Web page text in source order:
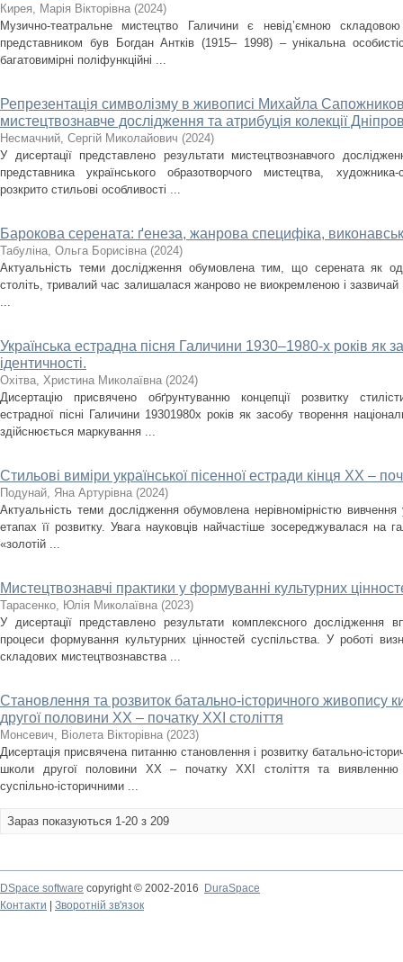
Кирея, Марія Вікторівна (2024)
Музично-театральне мистецтво Галичини є невід’ємною
представником був Богдан Антків (1915– 1998) – унікальна
багатовимірні поліфункційні ...
Репрезентація символізму в живописі Михайла
мистецтвознавче дослідження та атрибуція колекції
Несмачний, Сергій Миколайович (2024)
У дисертації представлено результати мистецтвознавчого
представника українського образотворчого мистецтва,
розкрито стильові особливості ...
Барокова серената: ґенеза, жанрова специфіка,
Табуліна, Ольга Борисівна (2024)
Актуальність теми дослідження обумовлена тим, що серената як
століть, тривалий час залишалася жанрово не виокремленою і зазвичай
...
Українська естрадна пісня Галичини 1930–1980-­х років як
ідентичності.
Охітва, Христина Миколаївна (2024)
Дисертацію присвячено обґрунтуванню концепції розвитку
естрадної пісні Галичини 1930­1980­х років як засобу творення
здійснюється маркування ...
Стильові виміри української пісенної естради кінця ХХ –
Подунай, Яна Артурівна (2024)
Актуальність теми дослідження обумовлена нерівномірністю вивчення
етапах її розвитку. Увага науковців найчастіше зосереджувалася на
«золотій ...
Мистецтвознавчі практики у формуванні культурних
Тарасенко, Юлія Миколаївна (2023)
У дисертації представлено результати комплексного дослідження
процеси формування культурних цінностей суспільства. У роботі
складових мистецтвознавства ...
Становлення та розвиток батально-історичного живопису
другої половини ХХ – початку XXI століття
Монсевич, Віолета Вікторівна (2023)
Дисертація присвячена питанню становлення і розвитку батально-
школи другої половини ХХ – початку XXI століття та виявленню
суспільно-історичними ...
Зараз показуються 1-20 з 209
DSpace software copyright © 2002-2016
DuraSpace
Контакти
Зворотній зв'язок